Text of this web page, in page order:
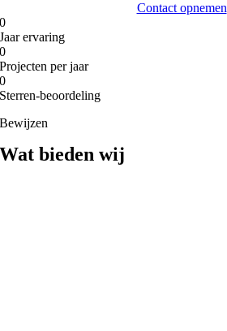
Contact opnemen
0
Jaar ervaring
0
Projecten per jaar
0
Sterren-beoordeling
Bewijzen
Wat bieden wij